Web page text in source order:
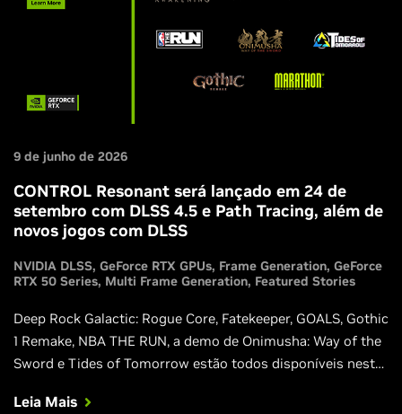
9 de junho de 2026
CONTROL Resonant será lançado em 24 de
setembro com DLSS 4.5 e Path Tracing, além de
novos jogos com DLSS
NVIDIA DLSS GeForce RTX GPUs Frame Generation GeForce
RTX 50 Series Multi Frame Generation Featured Stories
Deep Rock Galactic: Rogue Core, Fatekeeper, GOALS, Gothic
1 Remake, NBA THE RUN, a demo de Onimusha: Way of the
Sword e Tides of Tomorrow estão todos disponíveis nesta
Leia Mais